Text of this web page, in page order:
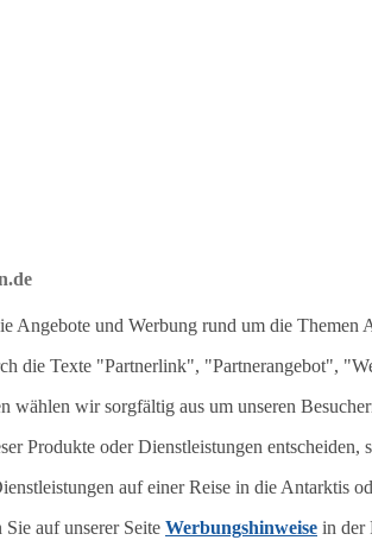
Angebote und Werbung rund um die
die Texte "Partnerlink", "Partnerangebot",
wählen wir sorgfältig aus um unseren
Produkte oder Dienstleistungen
auf einer Reise in die Antarktis
auf unserer Seite Werbungshinweise in der